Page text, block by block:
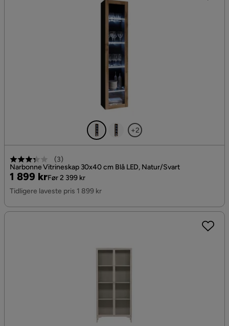
+2
(3)
Narbonne Vitrineskap 30x40 cm Blå LED, Natur/Svart
Pris
1 899 kr
Original
Pris
Før 2 399 kr
Tidligere laveste pris 1 899 kr